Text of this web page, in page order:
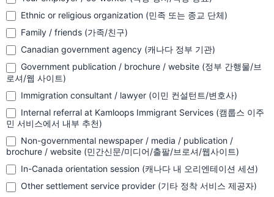
Ethnic or religious organization (민족 또는 종교 단체)
Family / friends (가족/친구)
Canadian government agency (캐나다 정부 기관)
Government publication / brochure / website (정부 간행물/브
로셔/웹 사이트)
Immigration consultant / lawyer (이민 컨설턴트/변호사)
Internal referral at Kamloops Immigrant Services (캠룹스 이주
민 서비스에서 내부 추천)
Non-governmental newspaper / media / publication /
brochure / website (민간신문/미디어/출팔/브로셔/웹사이트)
In-Canada orientation session (캐나다 내 오리엔테이션 세션)
Other settlement service provider (기타 정착 서비스 제공자)